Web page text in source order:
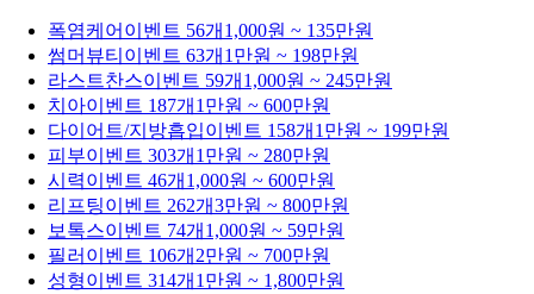
폭염케어 이벤트 56개 1,000원 ~ 135만원
썸머뷰티 이벤트 63개 1만원 ~ 198만원
라스트찬스이벤트 59개 1,000원 ~ 245만원
치아이벤트 187개 1만원 ~ 600만원
다이어트/지방흡입이벤트 158개 1만원 ~ 199만원
피부이벤트 303개 1만원 ~ 280만원
시력이벤트 46개 1,000원 ~ 600만원
리프팅이벤트 262개3만원 ~ 800만원
보톡스이벤트 74개 1,000원 ~ 59만원
필러 이벤트 106개 2만원 ~ 700만원
성형이벤트 314개 1만원 ~ 1,800만원